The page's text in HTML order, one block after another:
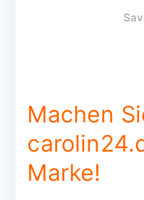
Machen
Marke!